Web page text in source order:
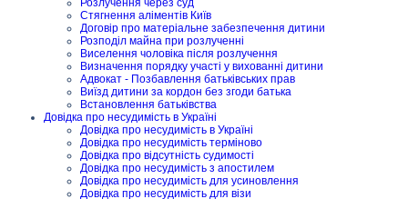
Розлучення через суд
Стягнення аліментів Київ
Договір про матеріальне забезпечення дитини
Розподіл майна при розлученні
Виселення чоловіка після розлучення
Визначення порядку участі у вихованні дитини
Адвокат - Позбавлення батьківських прав
Виїзд дитини за кордон без згоди батька
Встановлення батьківства
Довідка про несудимість в Україні
Довідка про несудимість в Україні
Довідка про несудимість терміново
Довідка про відсутність судимості
Довідка про несудимість з апостилем
Довідка про несудимість для усиновлення
Довідка про несудимість для візи